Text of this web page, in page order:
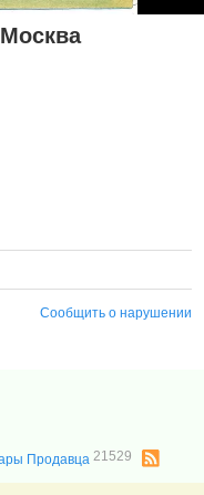
Сообщить о нарушении
Продавца21529